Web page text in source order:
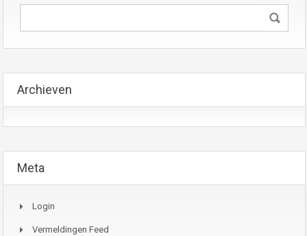
Archieven
Meta
Login
Vermeldingen Feed